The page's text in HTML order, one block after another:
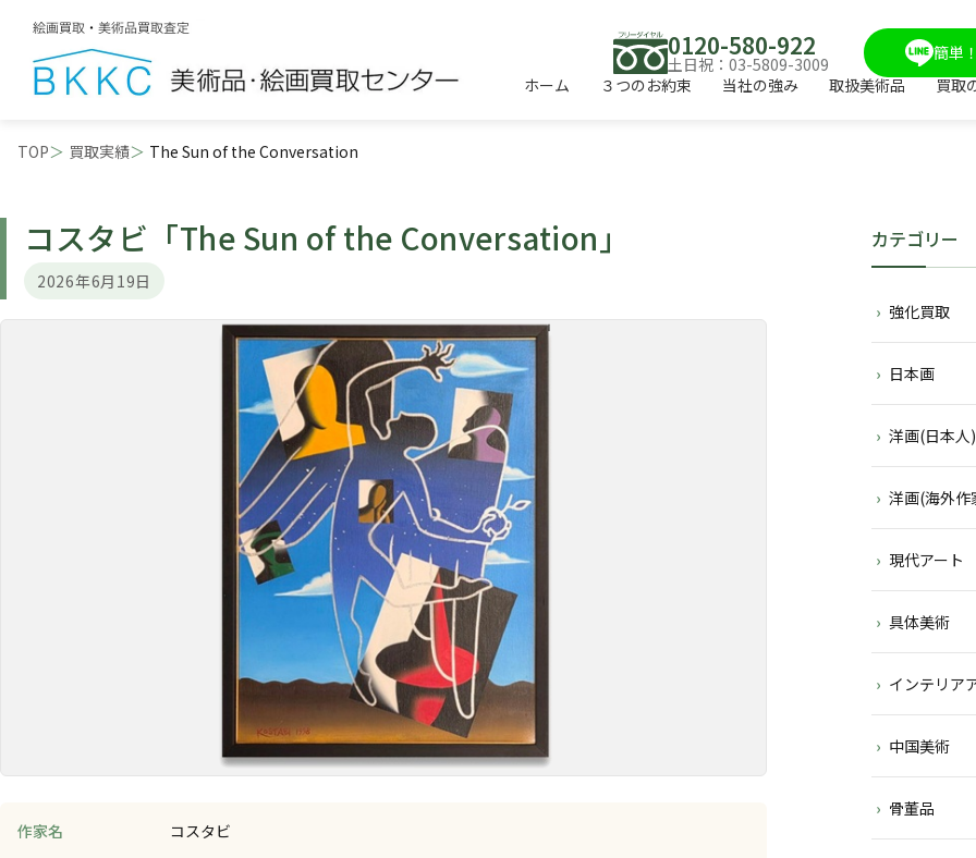
0120-580-922
土日祝：03-5809-3009
簡単
ホーム
３つのお約束 当社の強み 取扱美術品 買取
TOP 買取実績 The Sun of the Conversation
コスタビ 「The Sun of the Conversation」
2026年6月19日
作家名 コスタビ
カテゴリー
強化買取
日本画
洋画(日本人)
洋画(海外作
現代アート
具体美術
インテリア
中国美術
骨董品